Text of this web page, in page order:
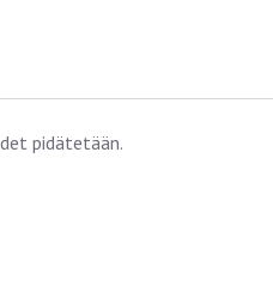
pidätetään.